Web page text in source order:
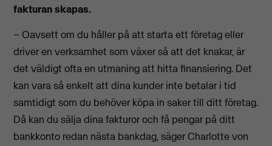
fakturan skapas.
– Oavsett om du håller på att starta ett företag eller
driver en verksamhet som växer så att det knakar, är
det väldigt ofta en utmaning att hitta finansiering. Det
kan vara så enkelt att dina kunder inte betalar i tid
samtidigt som du behöver köpa in saker till ditt företag.
Då kan du sälja dina fakturor och få pengar på ditt
bankkonto redan nästa bankdag, säger Charlotte von